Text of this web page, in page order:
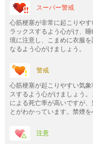
スーパー警戒
心筋梗塞が非常に起こりや
ラックスするよう心がけ、
境に注意し、こまめに衣服
なるよう心がけましょう。
警戒
心筋梗塞が起こりやすい気
スするよう心がけましょう
による死亡率が高いですが
とがわかっています。禁煙を
注意